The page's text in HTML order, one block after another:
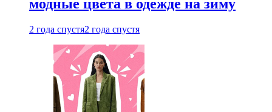
модные цвета в одежде на зиму
2 года спустя2 года спустя